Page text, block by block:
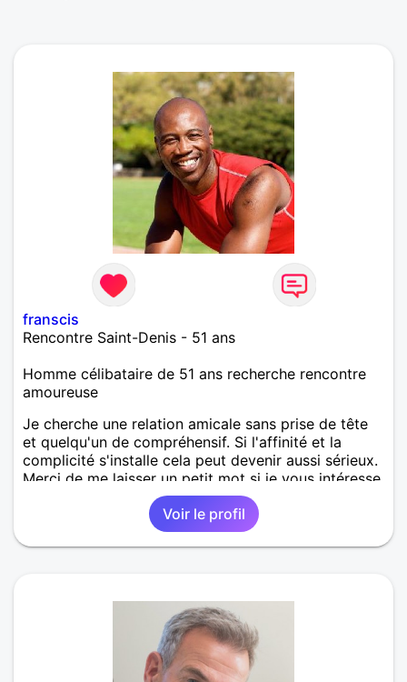
franscis
Rencontre Saint-Denis - 51 ans
Homme célibataire de 51 ans recherche rencontre
amoureuse
Je cherche une relation amicale sans prise de tête
et quelqu'un de compréhensif. Si l'affinité et la
complicité s'installe cela peut devenir aussi sérieux.
Merci de me laisser un petit mot si je vous intéresse
Voir le profil